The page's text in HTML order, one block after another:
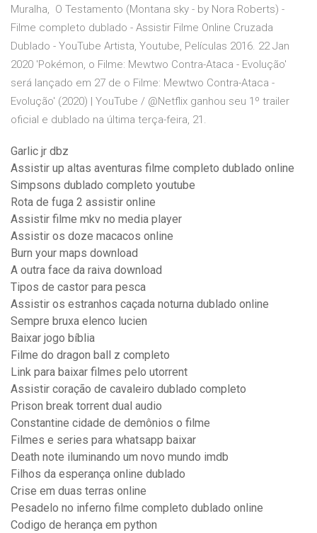
Muralha, O Testamento (Montana sky - by Nora Roberts) -
Filme completo dublado - Assistir Filme Online Cruzada
Dublado - YouTube Artista, Youtube, Películas 2016. 22 Jan
2020 'Pokémon, o Filme: Mewtwo Contra-Ataca - Evolução'
será lançado em 27 de o Filme: Mewtwo Contra-Ataca -
Evolução' (2020) | YouTube / @Netflix ganhou seu 1º trailer
oficial e dublado na última terça-feira, 21.
Garlic jr dbz
Assistir up altas aventuras filme completo dublado online
Simpsons dublado completo youtube
Rota de fuga 2 assistir online
Assistir filme mkv no media player
Assistir os doze macacos online
Burn your maps download
A outra face da raiva download
Tipos de castor para pesca
Assistir os estranhos caçada noturna dublado online
Sempre bruxa elenco lucien
Baixar jogo bíblia
Filme do dragon ball z completo
Link para baixar filmes pelo utorrent
Assistir coração de cavaleiro dublado completo
Prison break torrent dual audio
Constantine cidade de demônios o filme
Filmes e series para whatsapp baixar
Death note iluminando um novo mundo imdb
Filhos da esperança online dublado
Crise em duas terras online
Pesadelo no inferno filme completo dublado online
Codigo de herança em python